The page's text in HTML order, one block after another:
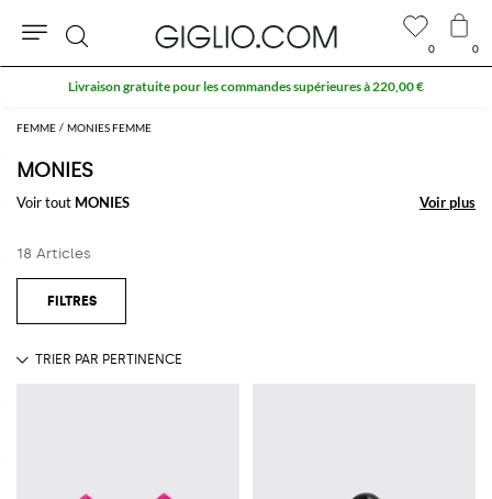
FEMME MONIES FEMME
MONIES
Voir tout MONIES Voir plus
Voir plus
18 Articles
0 0
Rechercher
Livraison gratuite pour les commandes supérieures à 220,00 €